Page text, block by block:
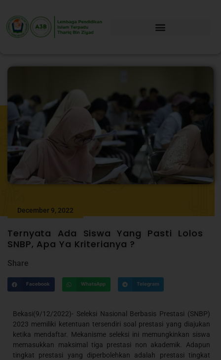
December 9, 2022
Ternyata Ada Siswa Yang Pasti Lolos
SNBP, Apa Ya Kriterianya ?
Share
Facebook WhatsApp Telegram
Bekasi(9/12/2022)- Seleksi Nasional Berbasis Prestasi (SNBP)
2023 memiliki ketentuan tersendiri soal prestasi yang diajukan
ketika mendaftar. Mekanisme seleksi ini memungkinkan siswa
memasukkan maksimal tiga prestasi non akademik. Adapun
tingkat prestasi yang diperbolehkan adalah prestasi tingkat